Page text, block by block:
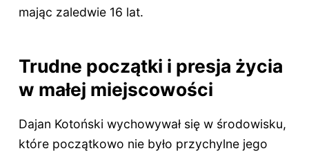
mając zaledwie 16 lat.
Trudne początki i presja życia
w małej miejscowości
Dajan Kotoński wychowywał się w środowisku,
które początkowo nie było przychylne jego